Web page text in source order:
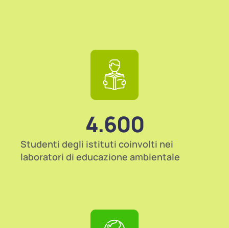
Studenti degli istituti coinvolti nei
laboratori di educazione ambientale
4.600